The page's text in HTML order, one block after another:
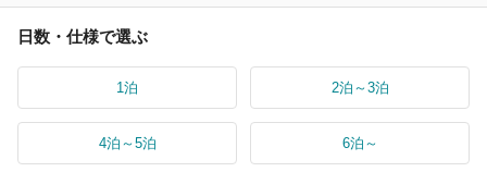
日数・仕様で選ぶ
1泊 2泊～3泊
4泊～5泊 6泊～